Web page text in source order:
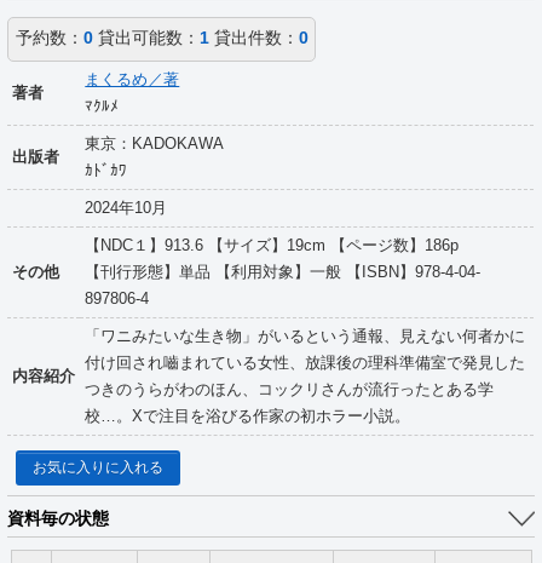
予約数： 0貸出可能数： 1貸出件数： 0
著者
まくるめ／著
ﾏｸﾙﾒ
出版者
東京：KADOKAWA
ｶﾄﾞｶﾜ
2024年10月
その他
【NDC１】913.6 【サイズ】19cm 【ページ数】186p
【刊行形態】単品 【利用対象】一般 【ISBN】978-4-04-
897806-4
内容紹介
「ワニみたいな生き物」がいるという通報、見えない何者かに
付け回され嚙まれている女性、放課後の理科準備室で発見した
つきのうらがわのほん、コックリさんが流行ったとある学
校…。Xで注目を浴びる作家の初ホラー小説。
お気に入りに入れる
資料毎の状態